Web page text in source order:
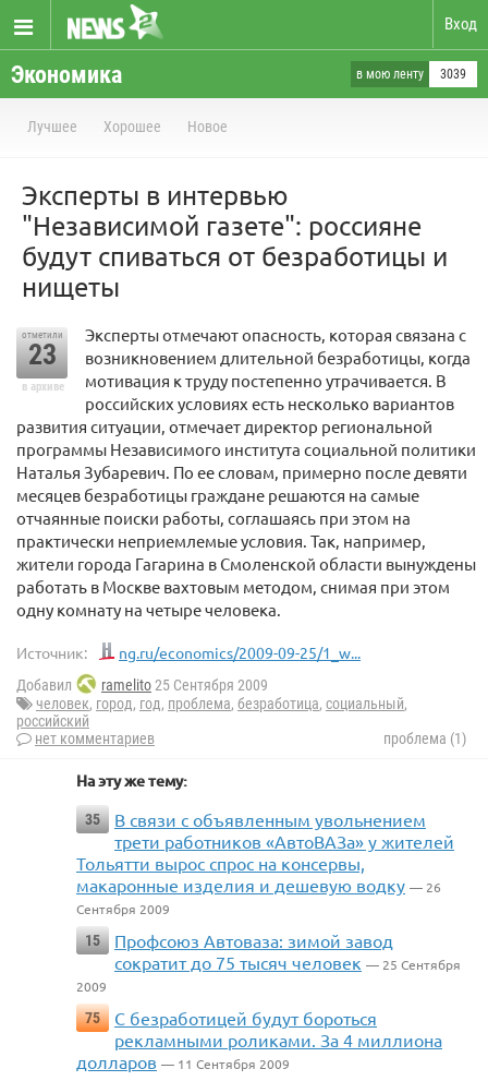
Вход
Экономика в мою ленту 3039
Лучшее Хорошее Новое
Эксперты в интервью
"Независимой газете": россияне
будут спиваться от безработицы и
нищеты
отметили
23
в архиве
Эксперты отмечают опасность, которая связана с
возникновением длительной безработицы, когда
мотивация к труду постепенно утрачивается. В
российских условиях есть несколько вариантов
развития ситуации, отмечает директор региональной
программы Независимого института социальной политики
Наталья Зубаревич. По ее словам, примерно после девяти
месяцев безработицы граждане решаются на самые
отчаянные поиски работы, соглашаясь при этом на
практически неприемлемые условия. Так, например,
жители города Гагарина в Смоленской области вынуждены
работать в Москве вахтовым методом, снимая при этом
одну комнату на четыре человека.
Источник: ng.ru/economics/2009-09-25/1_w...
Добавил ramelito25 Сентября 2009
человек, город, год, проблема, безработица, социальный,
российский
нет комментариев
проблема (1)
На эту же тему:
35
В связи с объявленным увольнением
трети работников «АвтоВАЗа» у жителей
Тольятти вырос спрос на консервы,
макаронные изделия и дешевую водку — 26
Сентября 2009
15
Профсоюз Автоваза: зимой завод
сократит до 75 тысяч человек — 25 Сентября
2009
75
С безработицей будут бороться
рекламными роликами. За 4 миллиона
долларов — 11 Сентября 2009